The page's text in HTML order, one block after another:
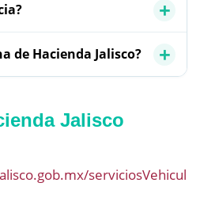
de Hacienda Jalisco?
Jalisco
serviciosVehicul